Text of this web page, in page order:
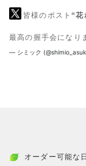
皆様のポスト“花
最高の握手会になり
— シミック
オーダー可能な